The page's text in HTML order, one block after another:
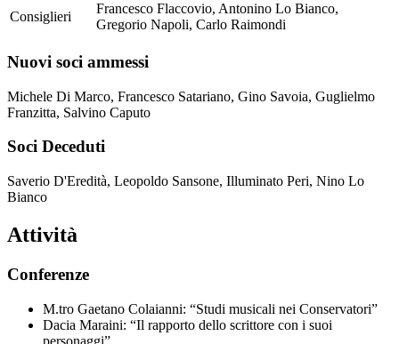
Consiglieri
Francesco Flaccovio, Antonino Lo Bianco,
Gregorio Napoli, Carlo Raimondi
Nuovi soci ammessi
Michele Di Marco, Francesco Satariano, Gino Savoia, Guglielmo
Franzitta, Salvino Caputo
Soci Deceduti
Saverio D'Eredità, Leopoldo Sansone, Illuminato Peri, Nino Lo
Bianco
Attività
Conferenze
M.tro Gaetano Colaianni: “Studi musicali nei Conservatori”
Dacia Maraini: “Il rapporto dello scrittore con i suoi
personaggi”.